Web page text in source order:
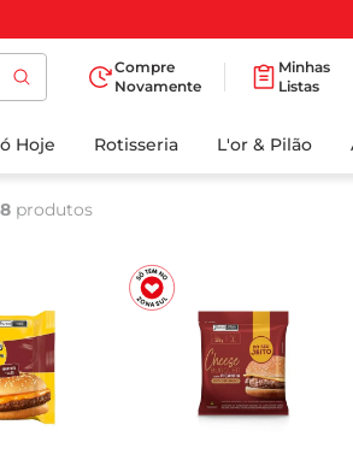
Compre
Novamente
Minhas
Listas
Hoje Rotisseria L'or & Pilão
8 produtos
BUSCADOS
manteiga
iogurte